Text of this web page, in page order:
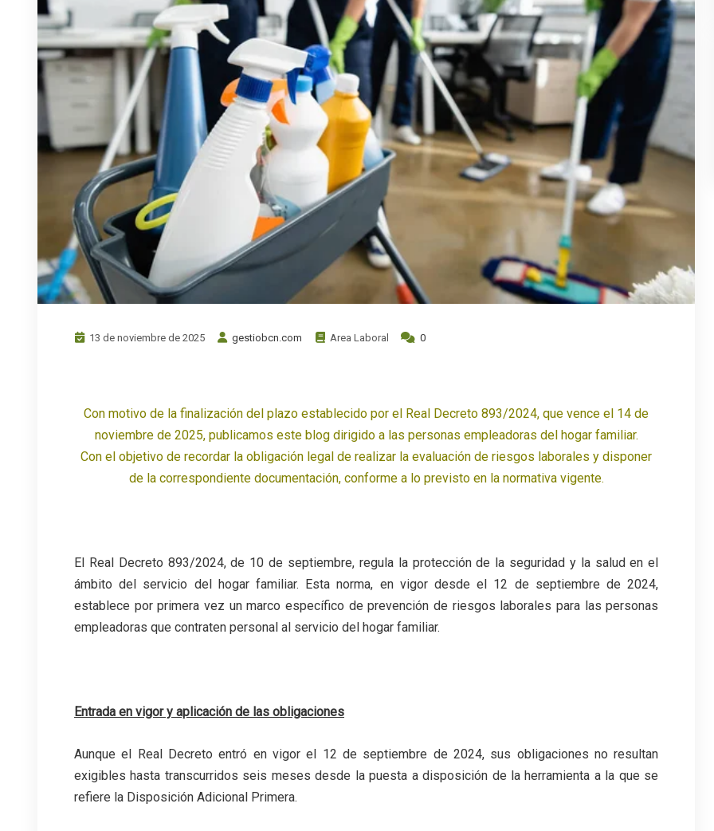
13 de noviembre de 2025 gestiobcn.com Area Laboral 0
Con motivo de la finalización del plazo establecido por el Real Decreto 893/2024, que vence el 14 de
noviembre de 2025, publicamos este blog dirigido a las personas empleadoras del hogar familiar.
Con el objetivo de recordar la obligación legal de realizar la evaluación de riesgos laborales y disponer
de la correspondiente documentación, conforme a lo previsto en la normativa vigente.
El Real Decreto 893/2024, de 10 de septiembre, regula la protección de la seguridad y la salud en el
ámbito del servicio del hogar familiar. Esta norma, en vigor desde el 12 de septiembre de 2024,
establece por primera vez un marco específico de prevención de riesgos laborales para las personas
empleadoras que contraten personal al servicio del hogar familiar.
Entrada en vigor y aplicación de las obligaciones
Aunque el Real Decreto entró en vigor el 12 de septiembre de 2024, sus obligaciones no resultan
exigibles hasta transcurridos seis meses desde la puesta a disposición de la herramienta a la que se
refiere la Disposición Adicional Primera.